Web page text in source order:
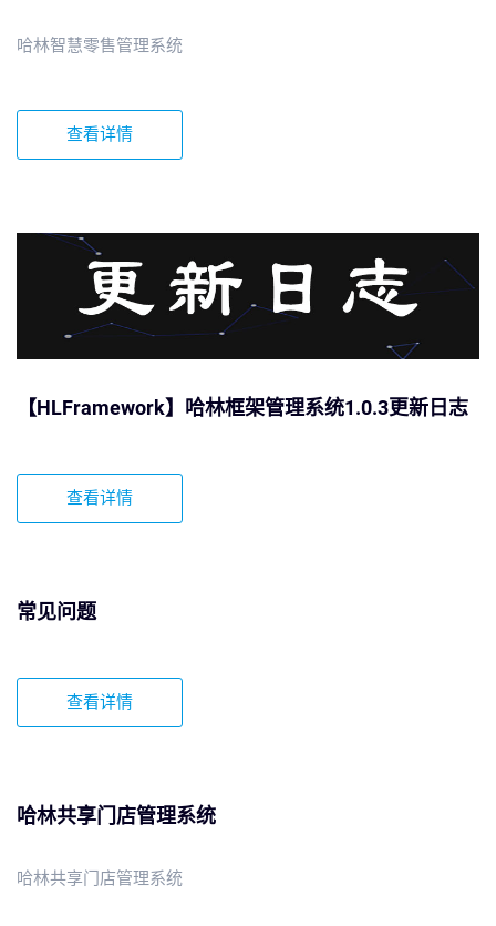
哈林智慧零售管理系统
查看详情
【HLFramework】哈林框架管理系统1.0.3更新日志
查看详情
常见问题
查看详情
哈林共享门店管理系统
哈林共享门店管理系统